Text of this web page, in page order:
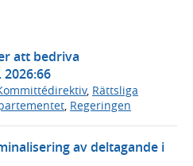
att bedriva
, Rättsliga
, Regeringen
av deltagande i